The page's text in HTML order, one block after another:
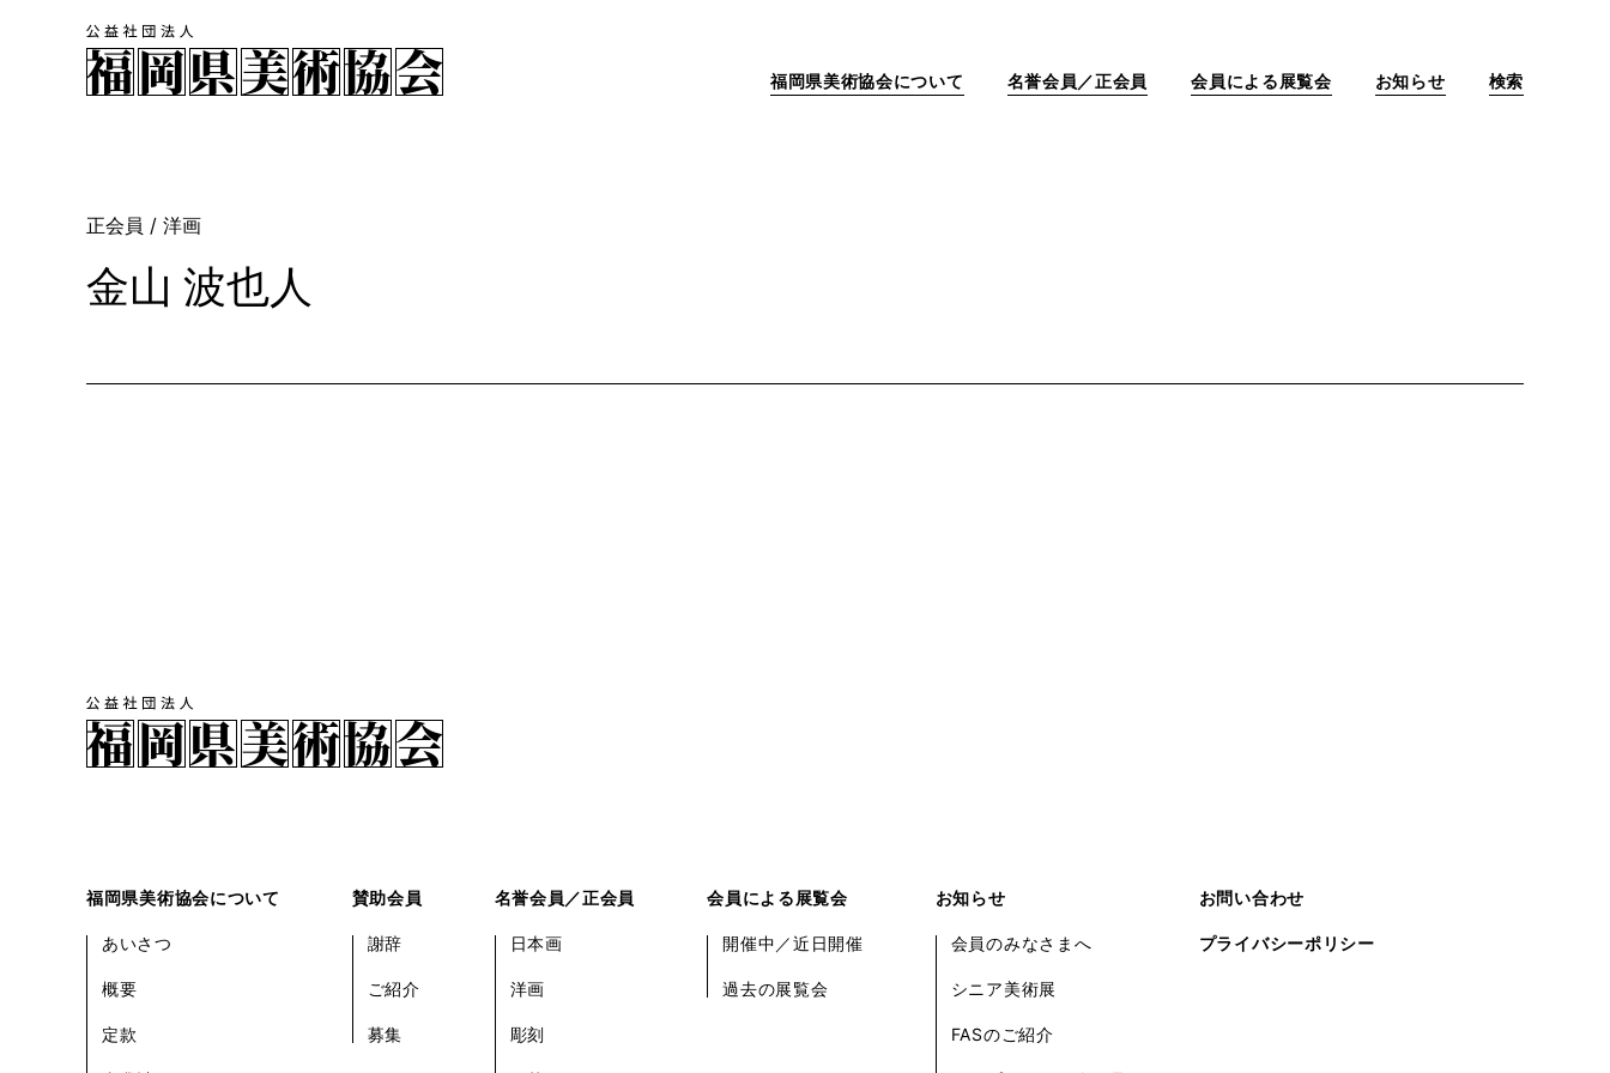
福岡県美術協会について 名誉会員／正会員 会員による展覧会 お知らせ 検索
正会員 / 洋画
金山 波也人
福岡県美術協会について
あいさつ
概要
定款
賛助会員
謝辞
ご紹介
募集
名誉会員／正会員
日本画
洋画
彫刻
会員による展覧会
開催中／近日開催
過去の展覧会
お知らせ
会員のみなさまへ
シニア美術展
FASのご紹介
お問い合わせ
プライバシーポリシー